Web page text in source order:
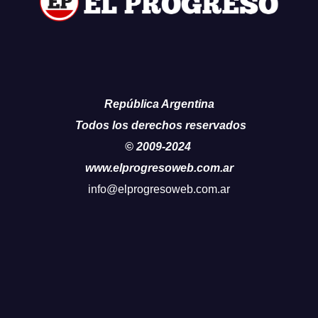
República Argentina
Todos los derechos reservados
© 2009-2024
www.elprogresoweb.com.ar
info@elprogresoweb.com.ar